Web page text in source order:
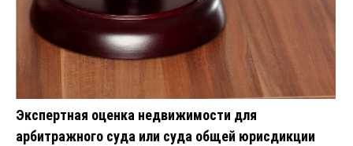
Экспертная оценка недвижимости для
арбитражного суда или суда общей юрисдикции